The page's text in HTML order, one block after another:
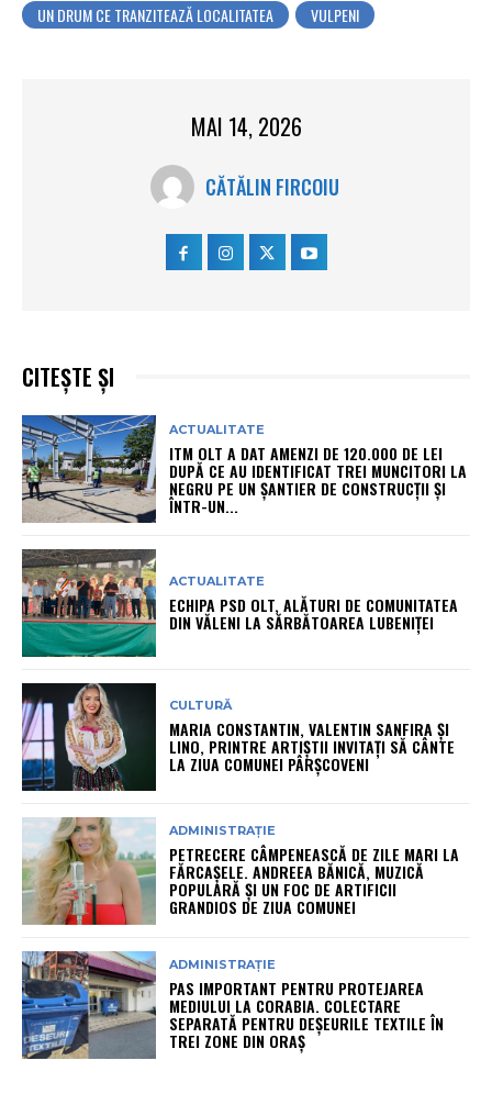
UN DRUM CE TRANZITEAZĂ LOCALITATEA VULPENI
MAI 14, 2026
CĂTĂLIN FIRCOIU
CITEȘTE ȘI
ACTUALITATE
ITM OLT A DAT AMENZI DE 120.000 DE LEI
DUPĂ CE AU IDENTIFICAT TREI MUNCITORI LA
NEGRU PE UN ȘANTIER DE CONSTRUCȚII ȘI
ÎNTR-UN...
ACTUALITATE
ECHIPA PSD OLT, ALĂTURI DE COMUNITATEA
DIN VĂLENI LA SĂRBĂTOAREA LUBENIȚEI
CULTURĂ
MARIA CONSTANTIN, VALENTIN SANFIRA ȘI
LINO, PRINTRE ARTIȘTII INVITAȚI SĂ CÂNTE
LA ZIUA COMUNEI PÂRȘCOVENI
ADMINISTRAȚIE
PETRECERE CÂMPENEASCĂ DE ZILE MARI LA
FĂRCAȘELE. ANDREEA BĂNICĂ, MUZICĂ
POPULARĂ ȘI UN FOC DE ARTIFICII
GRANDIOS DE ZIUA COMUNEI
ADMINISTRAȚIE
PAS IMPORTANT PENTRU PROTEJAREA
MEDIULUI LA CORABIA. COLECTARE
SEPARATĂ PENTRU DEȘEURILE TEXTILE ÎN
TREI ZONE DIN ORAȘ